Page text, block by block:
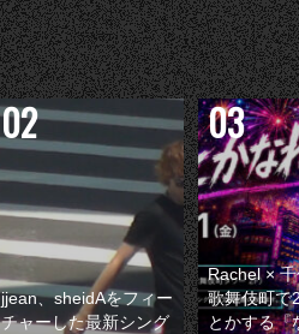
jjean、sheidAをフィー
チャーした最新シング
Rachel ×
歌舞伎町で
とかする『